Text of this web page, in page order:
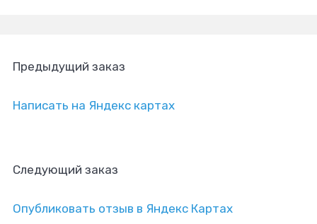
Предыдущий заказ
Написать на Яндекс картах
Следующий заказ
Опубликовать отзыв в Яндекс Картах